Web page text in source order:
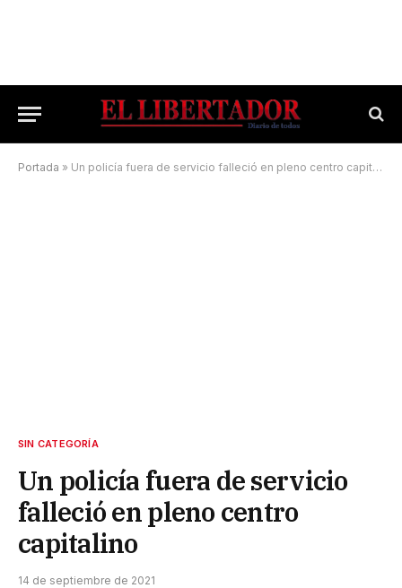
Portada » Un policía fuera de servicio falleció en pleno centro capitalino
SIN CATEGORÍA
Un policía fuera de servicio
falleció en pleno centro
capitalino
14 de septiembre de 2021